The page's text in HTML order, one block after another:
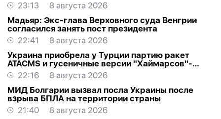
23:13
8 августа 2026
Мадьяр: Экс-глава Верховного суда Венгрии
согласился занять пост президента
22:41
8 августа 2026
Украина приобрела у Турции партию ракет
ATACMS и гусеничные версии "Хаймарсов"-
ОБНОВЛЕНО
22:16
8 августа 2026
МИД Болгарии вызвал посла Украины после
взрыва БПЛА на территории страны
21:40
8 августа 2026